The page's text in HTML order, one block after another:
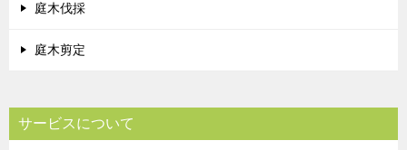
庭木伐採
庭木剪定
サービスについて